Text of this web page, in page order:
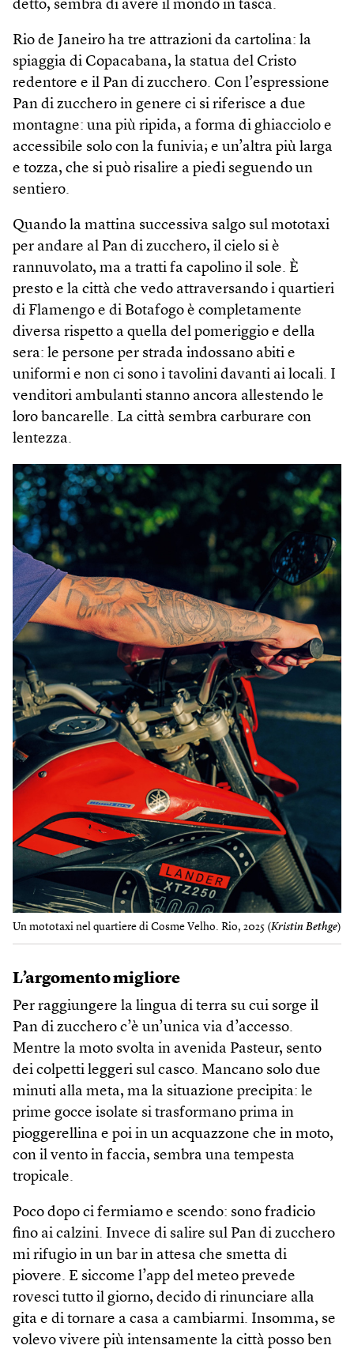
detto, sembra di avere il mondo in tasca.
Rio de Janeiro ha tre attrazioni da cartolina: la
spiaggia di Copacabana, la statua del Cristo
redentore e il Pan di zucchero. Con l’espressione
Pan di zucchero in genere ci si riferisce a due
montagne: una più ripida, a forma di ghiacciolo e
accessibile solo con la funivia; e un’altra più larga
e tozza, che si può risalire a piedi seguendo un
sentiero.
Quando la mattina successiva salgo sul mototaxi
per andare al Pan di zucchero, il cielo si è
rannuvolato, ma a tratti fa capolino il sole. È
presto e la città che vedo attraversando i quartieri
di Flamengo e di Botafogo è completamente
diversa rispetto a quella del pomeriggio e della
sera: le persone per strada indossano abiti e
uniformi e non ci sono i tavolini davanti ai locali. I
venditori ambulanti stanno ancora allestendo le
loro bancarelle. La città sembra carburare con
lentezza.
Un mototaxi nel quartiere di Cosme Velho. Rio, 2025 (Kristin Bethge)
L’argomento migliore
Per raggiungere la lingua di terra su cui sorge il
Pan di zucchero c’è un’unica via d’accesso.
Mentre la moto svolta in avenida Pasteur, sento
dei colpetti leggeri sul casco. Mancano solo due
minuti alla meta, ma la situazione precipita: le
prime gocce isolate si trasformano prima in
pioggerellina e poi in un acquazzone che in moto,
con il vento in faccia, sembra una tempesta
tropicale.
Poco dopo ci fermiamo e scendo: sono fradicio
fino ai calzini. Invece di salire sul Pan di zucchero
mi rifugio in un bar in attesa che smetta di
piovere. E siccome l’app del meteo prevede
rovesci tutto il giorno, decido di rinunciare alla
gita e di tornare a casa a cambiarmi. Insomma, se
volevo vivere più intensamente la città posso ben